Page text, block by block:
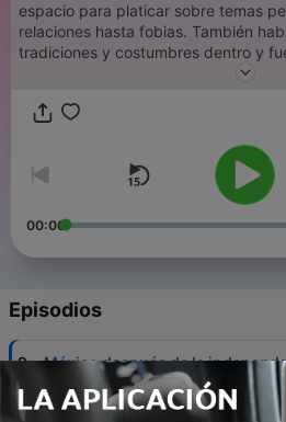
espacio para platicar sobre temas
relaciones hasta fobias. También hablaremos sobre las
tradiciones y costumbres dentro y fuera
acompaña a Linda cada semana y
00:00
Episodios
9 - México después de la
21 jun. 2022